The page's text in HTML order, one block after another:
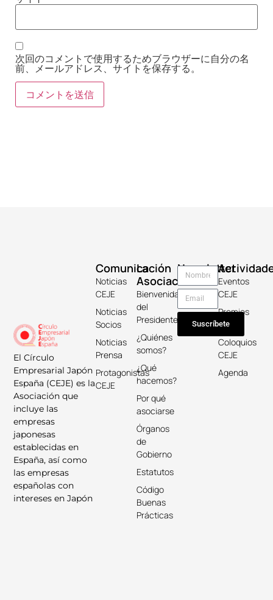
次回のコメントで使用するためブラウザーに自分の名
前、メールアドレス、サイトを保存する。
El Círculo
Empresarial Japón
España (CEJE) es la
Asociación que
incluye las
empresas
japonesas
establecidas en
España, así como
las empresas
españolas con
intereses en Japón
La
Asociación
Bienvenida
del
Presidente
¿Quiénes
somos?
¿Qué
hacemos?
Por qué
asociarse
Órganos
de
Gobierno
Estatutos
Código
Buenas
Prácticas
Comunicación
Noticias
CEJE
Noticias
Socios
Noticias
Prensa
Protagonistas
CEJE
Eventos
CEJE
Premios
Keicho
Coloquios
CEJE
Agenda
Newsletter
Suscríbete